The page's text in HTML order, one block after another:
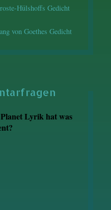
Hülshoffs Gedicht
von Goethes Gedicht
Lyrik hat was